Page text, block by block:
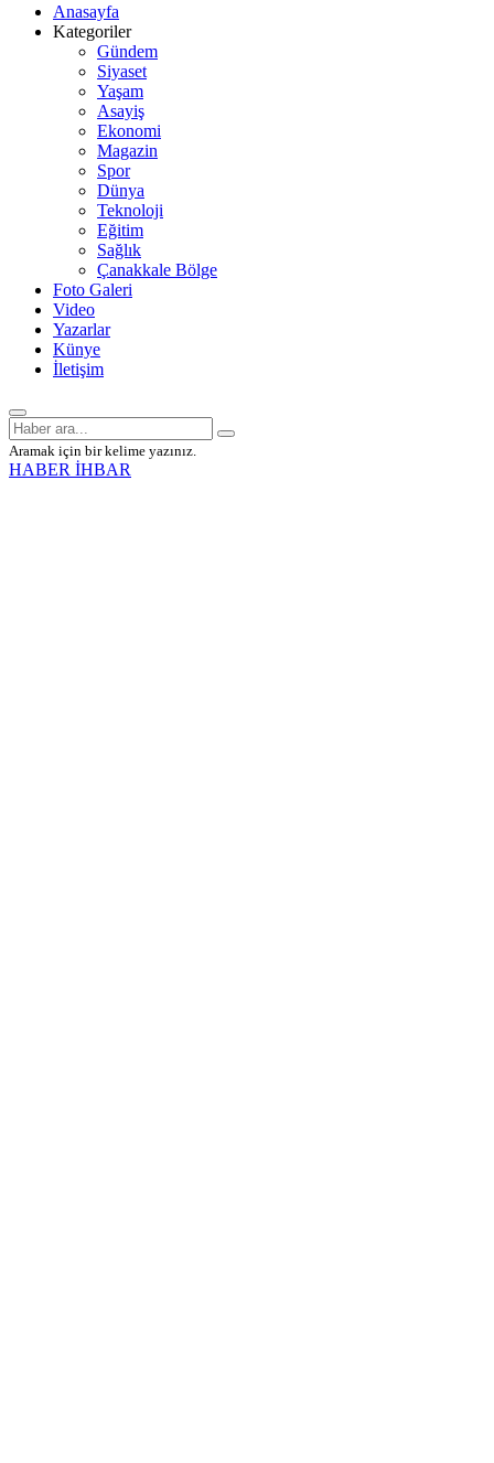
Anasayfa
Kategoriler
Gündem
Siyaset
Yaşam
Asayiş
Ekonomi
Magazin
Spor
Dünya
Teknoloji
Eğitim
Sağlık
Çanakkale Bölge
Foto Galeri
Video
Yazarlar
Künye
İletişim
Aramak için bir kelime yazınız.
HABER İHBAR